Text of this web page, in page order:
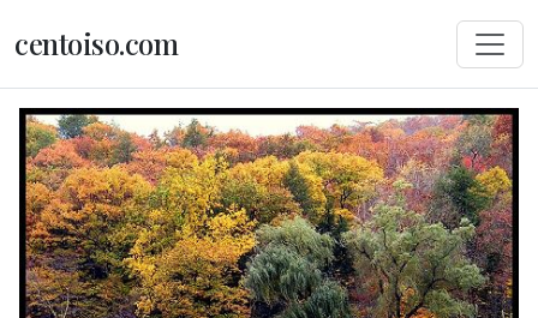
centoiso.com